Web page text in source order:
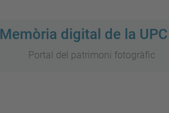
Memòria digital de la UPC
Portal del patrimoni fotogràfic